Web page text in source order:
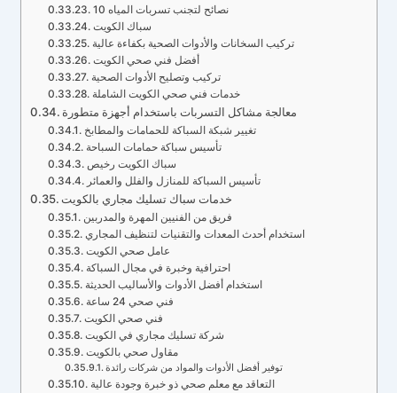
10 نصائح لتجنب تسربات المياه
سباك الكويت
تركيب السخانات والأدوات الصحية بكفاءة عالية
أفضل فني صحي الكويت
تركيب وتصليح الأدوات الصحية
خدمات فني صحي الكويت الشاملة
معالجة مشاكل التسربات باستخدام أجهزة متطورة
تغيير شبكة السباكة للحمامات والمطابخ
تأسيس سباكة حمامات السباحة
سباك الكويت رخيص
تأسيس السباكة للمنازل والفلل والعمائر
خدمات سباك تسليك مجاري بالكويت
فريق من الفنيين المهرة والمدربين
استخدام أحدث المعدات والتقنيات لتنظيف المجاري
عامل صحي الكويت
احترافية وخبرة في مجال السباكة
استخدام أفضل الأدوات والأساليب الحديثة
فني صحي 24 ساعة
فني صحي الكويت
شركة تسليك مجاري في الكويت
مقاول صحي بالكويت
توفير أفضل الأدوات والمواد من شركات رائدة
التعاقد مع معلم صحي ذو خبرة وجودة عالية